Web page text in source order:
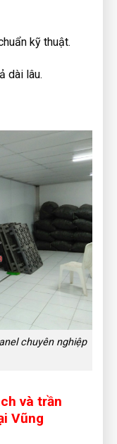
kỹ thuật.
dài lâu.
chuyên nghiệp
và trần
Vũng